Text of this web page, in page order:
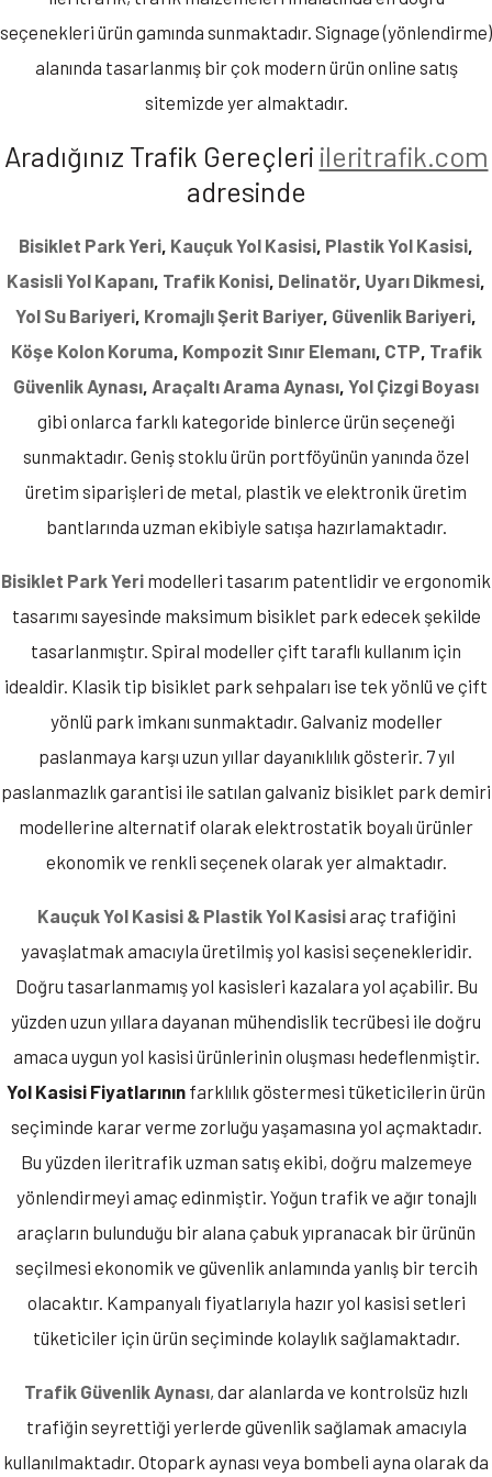
Sabit Metal Direk Kulaklı,
İLT6308
₺1.450,00+ KDV
SEPETE EKLE
5 Adet Ultra Kedi Gözlü
Trafik Dubası
12353 TK A 5SET
₺4.277,20+ KDV
SEPETE EKLE
Set Yol Butonu
12003 YB
₺245,89 + KDV
SEPETE EKLE
seçenekleri ürün gamında sunmaktadır. Signage (yönlendirme)
alanında tasarlanmış bir çok modern ürün online satış
sitemizde yer almaktadır.
Aradığınız Trafik Gereçleri ileritrafik.com
adresinde
Bisiklet Park Yeri Kauçuk Yol Kasisi Plastik Yol Kasisi
Kasisli Yol Kapanı Trafik Konisi Delinatör, Uyarı Dikmesi
Yol Su Bariyeri Kromajlı Şerit Bariyer, Güvenlik Bariyeri
Köşe Kolon Koruma Kompozit Sınır Elemanı, CTP Trafik
Güvenlik Aynası Araçaltı Arama Aynası Yol Çizgi Boyası
gibi onlarca farklı kategoride binlerce ürün seçeneği
sunmaktadır. Geniş stoklu ürün portföyünün yanında özel
üretim siparişleri de metal, plastik ve elektronik üretim
bantlarında uzman ekibiyle satışa hazırlamaktadır.
Bisiklet Park Yeri modelleri tasarım patentlidir ve ergonomik
tasarımı sayesinde maksimum bisiklet park edecek şekilde
tasarlanmıştır. Spiral modeller çift taraflı kullanım için
idealdir. Klasik tip bisiklet park sehpaları ise tek yönlü ve çift
yönlü park imkanı sunmaktadır. Galvaniz modeller
paslanmaya karşı uzun yıllar dayanıklılık gösterir. 7 yıl
paslanmazlık garantisi ile satılan galvaniz bisiklet park demiri
modellerine alternatif olarak elektrostatik boyalı ürünler
ekonomik ve renkli seçenek olarak yer almaktadır.
Kauçuk Yol Kasisi & Plastik Yol Kasisiaraç trafiğini
yavaşlatmak amacıyla üretilmiş yol kasisi seçenekleridir.
Doğru tasarlanmamış yol kasisleri kazalara yol açabilir. Bu
yüzden uzun yıllara dayanan mühendislik tecrübesi ile doğru
amaca uygun yol kasisi ürünlerinin oluşması hedeflenmiştir.
Yol Kasisi Fiyatlarının farklılık göstermesi tüketicilerin ürün
seçiminde karar verme zorluğu yaşamasına yol açmaktadır.
Bu yüzden ileritrafik uzman satış ekibi, doğru malzemeye
yönlendirmeyi amaç edinmiştir. Yoğun trafik ve ağır tonajlı
araçların bulunduğu bir alana çabuk yıpranacak bir ürünün
seçilmesi ekonomik ve güvenlik anlamında yanlış bir tercih
olacaktır. Kampanyalı fiyatlarıyla hazır yol kasisi setleri
tüketiciler için ürün seçiminde kolaylık sağlamaktadır.
Trafik Güvenlik Aynası, dar alanlarda ve kontrolsüz hızlı
trafiğin seyrettiği yerlerde güvenlik sağlamak amacıyla
kullanılmaktadır. Otopark aynası veya bombeli ayna olarak da